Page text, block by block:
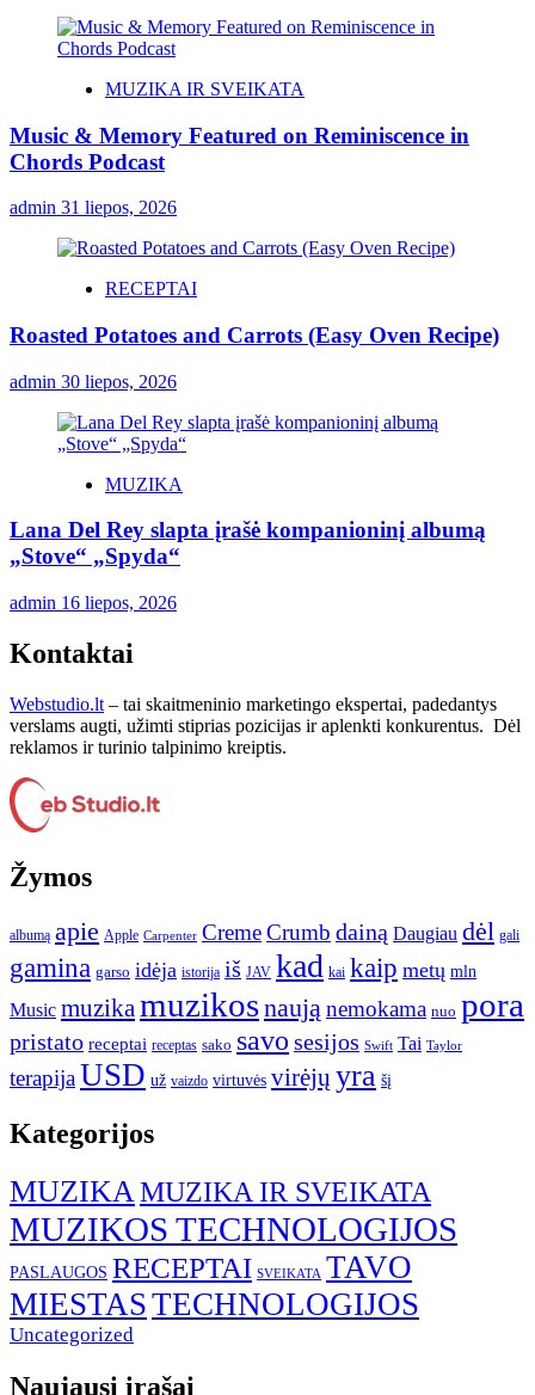
MUZIKA IR SVEIKATA
Music & Memory Featured on Reminiscence in
Chords Podcast
admin 31 liepos, 2026
RECEPTAI
Roasted Potatoes and Carrots (Easy Oven Recipe)
admin 30 liepos, 2026
MUZIKA
Lana Del Rey slapta įrašė kompanioninį albumą
„Stove“ „Spyda“
admin 16 liepos, 2026
Kontaktai
Webstudio.lt – tai skaitmeninio marketingo ekspertai, padedantys
verslams augti, užimti stiprias pozicijas ir aplenkti konkurentus. Dėl
reklamos ir turinio talpinimo kreiptis.
Žymos
albumą apie Apple Carpenter CremeCrumb dainą Daugiau dėl gali
gamina garso idėja istorija iš JAV kad kai kaip metų mln
Music muzikamuzikosnaują nemokama nuo pora
pristato receptai receptas sako savo sesijos Swift Tai Taylor
terapijaUSD už vaizdo virtuvės virėjų yra šį
Kategorijos
MUZIKA MUZIKA IR SVEIKATA
MUZIKOS TECHNOLOGIJOS
PASLAUGOS RECEPTAI SVEIKATA TAVO
MIESTASTECHNOLOGIJOS
Uncategorized
Naujausi įrašai